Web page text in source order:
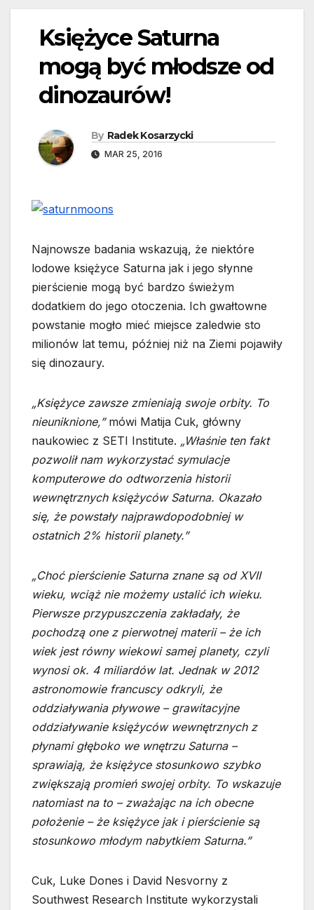
Księżyce Saturna
mogą być młodsze od
dinozaurów!
By Radek Kosarzycki
MAR 25, 2016
Najnowsze badania wskazują, że niektóre
lodowe księżyce Saturna jak i jego słynne
pierścienie mogą być bardzo świeżym
dodatkiem do jego otoczenia. Ich gwałtowne
powstanie mogło mieć miejsce zaledwie sto
milionów lat temu, później niż na Ziemi pojawiły
się dinozaury.
„Księżyce zawsze zmieniają swoje orbity. To
nieuniknione,”mówi Matija Cuk, główny
naukowiec z SETI Institute. „Właśnie ten fakt
pozwolił nam wykorzystać symulacje
komputerowe do odtworzenia historii
wewnętrznych księżyców Saturna. Okazało
się, że powstały najprawdopodobniej w
ostatnich 2% historii planety.”
„Choć pierścienie Saturna znane są od XVII
wieku, wciąż nie możemy ustalić ich wieku.
Pierwsze przypuszczenia zakładały, że
pochodzą one z pierwotnej materii – że ich
wiek jest równy wiekowi samej planety, czyli
wynosi ok. 4 miliardów lat. Jednak w 2012
astronomowie francuscy odkryli, że
oddziaływania pływowe – grawitacyjne
oddziaływanie księżyców wewnętrznych z
płynami głęboko we wnętrzu Saturna –
sprawiają, że księżyce stosunkowo szybko
zwiększają promień swojej orbity. To wskazuje
natomiast na to – zważając na ich obecne
położenie – że księżyce jak i pierścienie są
stosunkowo młodym nabytkiem Saturna.”
Cuk, Luke Dones i David Nesvorny z
Southwest Research Institute wykorzystali